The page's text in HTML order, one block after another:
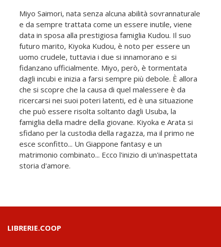
Miyo Saimori, nata senza alcuna abilità sovrannaturale
e da sempre trattata come un essere inutile, viene
data in sposa alla prestigiosa famiglia Kudou. Il suo
futuro marito, Kiyoka Kudou, è noto per essere un
uomo crudele, tuttavia i due si innamorano e si
fidanzano ufficialmente. Miyo, però, è tormentata
dagli incubi e inizia a farsi sempre più debole. È allora
che si scopre che la causa di quel malessere è da
ricercarsi nei suoi poteri latenti, ed è una situazione
che può essere risolta soltanto dagli Usuba, la
famiglia della madre della giovane. Kiyoka e Arata si
sfidano per la custodia della ragazza, ma il primo ne
esce sconfitto... Un Giappone fantasy e un
matrimonio combinato... Ecco l'inizio di un'inaspettata
storia d'amore.
LIBRERIE.COOP